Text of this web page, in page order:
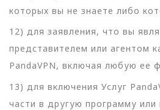
которых вы не знаете либо
12) для заявления, что вы
представителем или агентом
PandaVPN, включая любую ее
13) для включения Услуг
части в другую программу или